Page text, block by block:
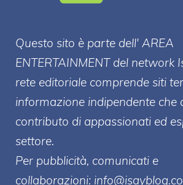
Questo sito è parte dell' AREA
ENTERTAINMENT del network
rete editoriale comprende siti
informazione indipendente che
contributo di appassionati ed
settore.
Per pubblicità, comunicati e
collaborazioni: